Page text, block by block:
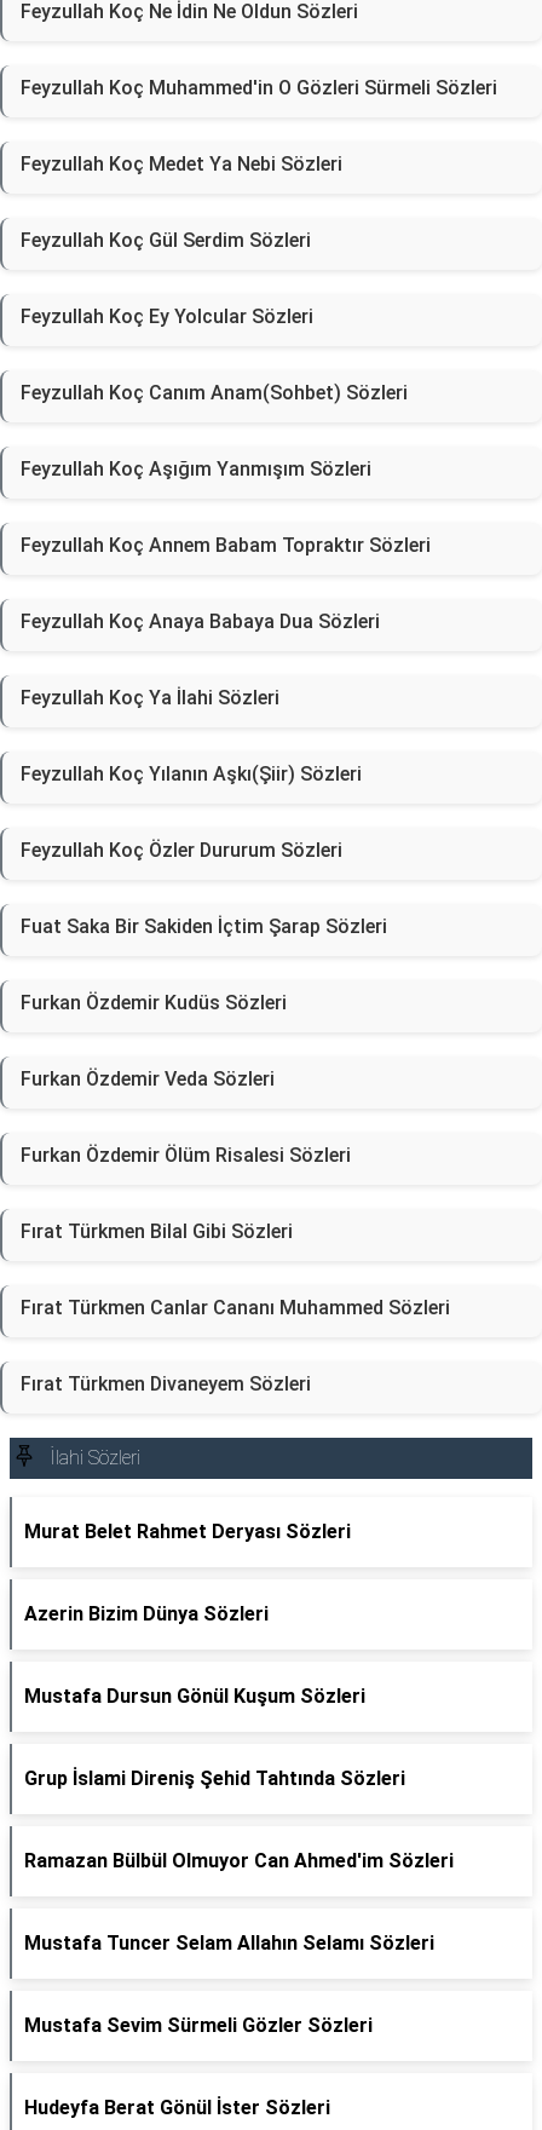
Feyzullah Koç Ne İdin Ne Oldun Sözleri
Feyzullah Koç Muhammed'in O Gözleri Sürmeli Sözleri
Feyzullah Koç Medet Ya Nebi Sözleri
Feyzullah Koç Gül Serdim Sözleri
Feyzullah Koç Ey Yolcular Sözleri
Feyzullah Koç Canım Anam(Sohbet) Sözleri
Feyzullah Koç Aşığım Yanmışım Sözleri
Feyzullah Koç Annem Babam Topraktır Sözleri
Feyzullah Koç Anaya Babaya Dua Sözleri
Feyzullah Koç Ya İlahi Sözleri
Feyzullah Koç Yılanın Aşkı(Şiir) Sözleri
Feyzullah Koç Özler Dururum Sözleri
Fuat Saka Bir Sakiden İçtim Şarap Sözleri
Furkan Özdemir Kudüs Sözleri
Furkan Özdemir Veda Sözleri
Furkan Özdemir Ölüm Risalesi Sözleri
Fırat Türkmen Bilal Gibi Sözleri
Fırat Türkmen Canlar Cananı Muhammed Sözleri
Fırat Türkmen Divaneyem Sözleri
İlahi Sözleri
Murat Belet Rahmet Deryası Sözleri
Azerin Bizim Dünya Sözleri
Mustafa Dursun Gönül Kuşum Sözleri
Grup İslami Direniş Şehid Tahtında Sözleri
Ramazan Bülbül Olmuyor Can Ahmed'im Sözleri
Mustafa Tuncer Selam Allahın Selamı Sözleri
Mustafa Sevim Sürmeli Gözler Sözleri
Hudeyfa Berat Gönül İster Sözleri